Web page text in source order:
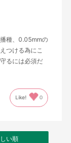
種、0.05mmの
つける為にこ
るには必須だ
Like! 0
い順